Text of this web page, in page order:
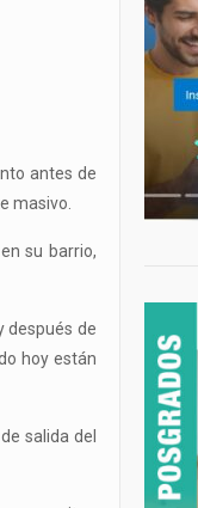
antes de
masivo.
su barrio,
después de
hoy están
salida del